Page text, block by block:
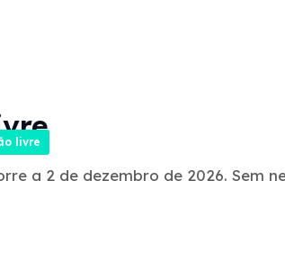
livre
a 2 de dezembro de 2026. Sem